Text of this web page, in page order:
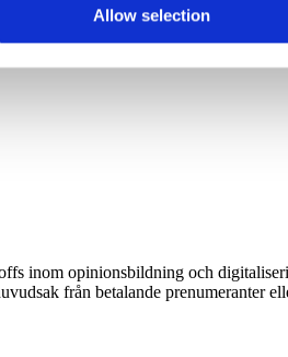
Allow selection
inom opinionsbildning och
från betalande prenumeranter